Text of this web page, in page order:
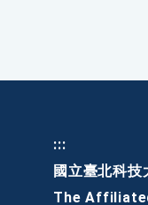
:::
國立臺北科
The